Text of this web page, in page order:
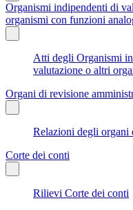
Organismi indipendenti di
organismi con funzioni
Atti degli Organismi
valutazione o altri
Organi di revisione
Relazioni degli organi
Corte dei conti
Rilievi Corte dei conti